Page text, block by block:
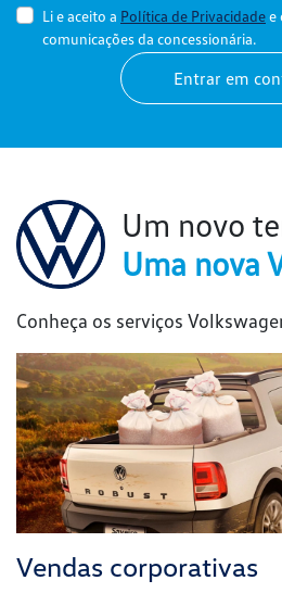
Li e aceito a Política de Privacidadee
comunicações da concessionária.
Entrar em
Um novo
Uma nova
Conheça os serviços
Vendas corporativas